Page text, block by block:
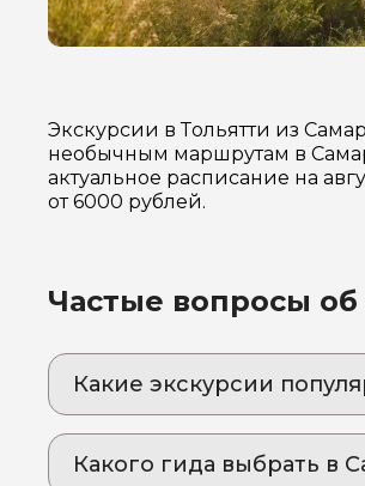
Экскурсии в Тольятти из
необычным маршрутам в
актуальное расписание на
от 6000 рублей.
Частые вопросы об
Какие экскурсии
Какого гида выбрать в